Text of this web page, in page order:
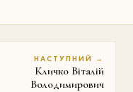
НАСТУПНИЙ →
Кличко Віталій
Володимирович